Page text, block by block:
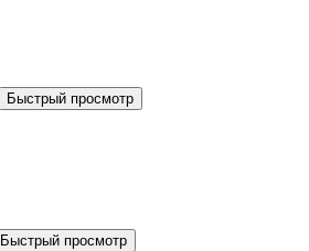
Быстрый просмотр
Быстрый просмотр